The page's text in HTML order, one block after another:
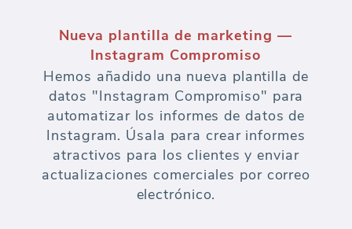
Nueva plantilla de marketing —
Instagram Compromiso
Hemos añadido una nueva plantilla de
datos "Instagram Compromiso" para
automatizar los informes de datos de
Instagram. Úsala para crear informes
atractivos para los clientes y enviar
actualizaciones comerciales por correo
electrónico.